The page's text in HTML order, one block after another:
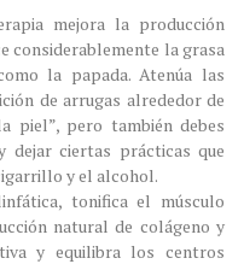
mejora la producción
considerablemente la grasa
la papada. Atenúa las
de arrugas alrededor de
piel”, pero también debes
dejar ciertas prácticas que
y el alcohol.
tonifica el músculo
natural de colágeno y
y equilibra los centros